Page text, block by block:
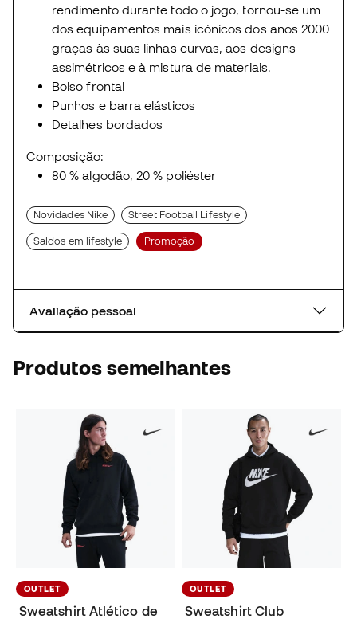
rendimento durante todo o jogo, tornou-se um
dos equipamentos mais icónicos dos anos 2000
graças às suas linhas curvas, aos designs
assimétricos e à mistura de materiais.
Bolso frontal
Punhos e barra elásticos
Detalhes bordados
Composição:
80 % algodão, 20 % poliéster
Novidades Nike Street Football Lifestyle
Saldos em lifestyle Promoção
Avaliação pessoal
Produtos semelhantes
OUTLET
Sweatshirt Atlético de
OUTLET
Sweatshirt Club